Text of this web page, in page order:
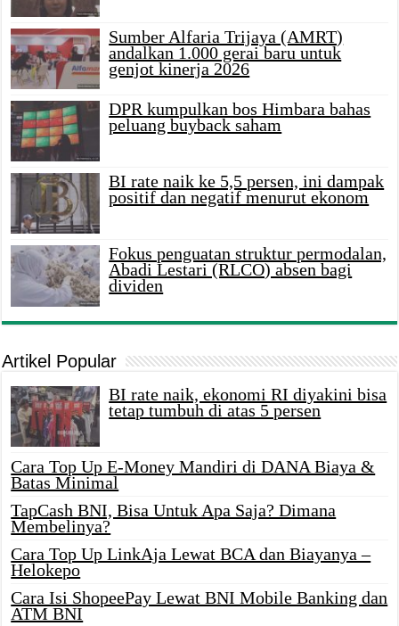
Sumber Alfaria Trijaya (AMRT)
andalkan 1.000 gerai baru untuk
genjot kinerja 2026
DPR kumpulkan bos Himbara bahas
peluang buyback saham
BI rate naik ke 5,5 persen, ini dampak
positif dan negatif menurut ekonom
Fokus penguatan struktur permodalan,
Abadi Lestari (RLCO) absen bagi
dividen
Artikel Popular
BI rate naik, ekonomi RI diyakini bisa
tetap tumbuh di atas 5 persen
Cara Top Up E-Money Mandiri di DANA Biaya &
Batas Minimal
TapCash BNI, Bisa Untuk Apa Saja? Dimana
Membelinya?
Cara Top Up LinkAja Lewat BCA dan Biayanya –
Helokepo
Cara Isi ShopeePay Lewat BNI Mobile Banking dan
ATM BNI